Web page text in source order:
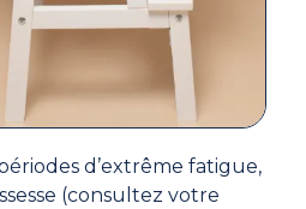
d’extrême fatigue,
(consultez votre